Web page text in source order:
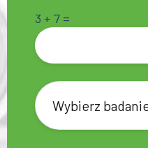
3 + 7 =